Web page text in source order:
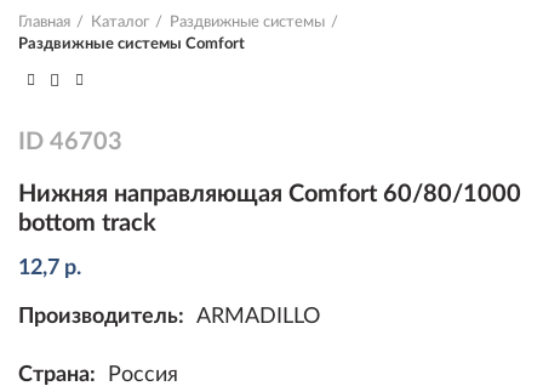
Главная Каталог
Раздвижные системы
Раздвижные системы Comfort
ID 46703
Нижняя направляющая Comfort 60/80/1000
bottom track
12,7 р.
Производитель: ARMADILLO
Страна: Россия